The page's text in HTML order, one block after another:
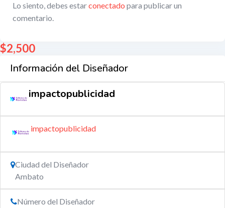
Lo siento, debes estarconectado para publicar un
comentario.
$2,500
Información del Diseñador
impactopublicidad
impactopublicidad
Ciudad del Diseñador
Ambato
Número del Diseñador